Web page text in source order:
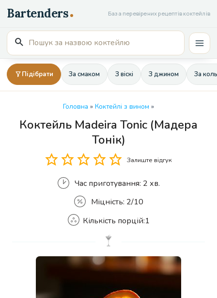
до
вмісту
База перевірених рецептів коктейлів
Пошук
для:
Підібрати За смаком З віскі З джином За
Головна » Коктейлі з вином »
Коктейль Madeira Tonic (Мадера
Тонік)
Залиште відгук
Час приготування: 2 хв.
Міцність: 2/10
Кількість
Кількість порцій:1